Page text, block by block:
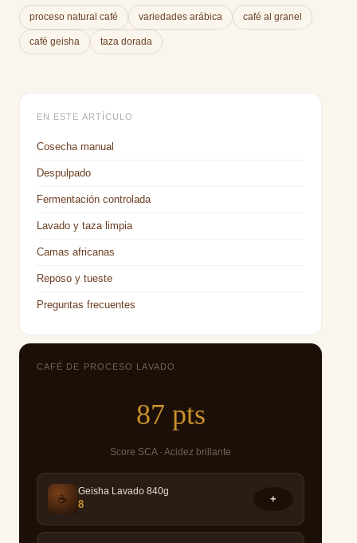
del grano.
frente a los 15 de la Typica. Este secado más lento es
parte de lo que preserva sus notas florales únicas de
proceso natural café variedades arábica café al granel
café geisha taza dorada
EN ESTE ARTÍCULO
Cosecha manual
Despulpado
Fermentación controlada
Lavado y taza limpia
Camas africanas
Reposo y tueste
Preguntas frecuentes
CAFÉ DE PROCESO LAVADO
87 pts
Score SCA · Acidez brillante
☕
Geisha Lavado 840g
8 +